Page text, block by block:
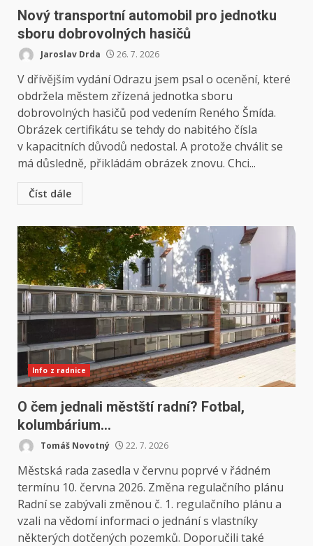
Nový transportní automobil pro jednotku
sboru dobrovolných hasičů
Jaroslav Drda 26. 7. 2026
V dřívějším vydání Odrazu jsem psal o ocenění, které
obdržela městem zřízená jednotka sboru
dobrovolných hasičů pod vedením Reného Šmída.
Obrázek certifikátu se tehdy do nabitého čísla
v kapacitních důvodů nedostal. A protože chválit se
má důsledně, přikládám obrázek znovu. Chci...
Číst dále
Info z radnice
O čem jednali městští radní? Fotbal,
kolumbárium…
Tomáš Novotný 22. 7. 2026
Městská rada zasedla v červnu poprvé v řádném
termínu 10. června 2026. Změna regulačního plánu
Radní se zabývali změnou č. 1. regulačního plánu a
vzali na vědomí informaci o jednání s vlastníky
některých dotčených pozemků. Doporučili také